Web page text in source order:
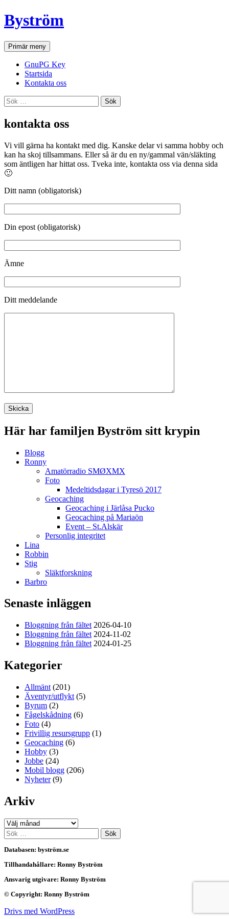
Hoppa
till
Byström
SökPrimär meny
GnuPG Key
Startsida
Kontakta oss
Sök
efter:
kontakta oss
Vi vill gärna ha kontakt med dig. Kanske delar vi samma hobby och
kan ha skoj tillsammans. Eller så är du en ny/gammal vän/släkting
som äntligen har hittat oss. Tveka inte, kontakta oss via denna sida
🙂
Ditt namn (obligatorisk)
Din epost (obligatorisk)
Ämne
Ditt meddelande
Här har familjen Byström sitt krypin
Blogg
Ronny
Amatörradio SMØXMX
Foto
Medeltidsdagar i Tyresö 2017
Geocaching
Geocaching i Järlåsa Pucko
Geocaching på Mariaön
Event – St.Alskär
Personlig integritet
Lina
Robbin
Stig
Släktforskning
Barbro
Senaste inläggen
Bloggning från fältet 2026-04-10
Bloggning från fältet 2024-11-02
Bloggning från fältet 2024-01-25
Kategorier
Allmänt (201)
Äventyr/utflykt (5)
Byrum (2)
Fågelskådning (6)
Foto (4)
Frivillig resursgrupp (1)
Geocaching (6)
Hobby (3)
Jobbe (24)
Mobil blogg (206)
Nyheter(9)
Arkiv
Arkiv
Sök
efter:
Databasen: byström.se
Tillhandahållare: Ronny Byström
Ansvarig utgivare: Ronny Byström
© Copyright: Ronny Byström
Drivs med WordPress